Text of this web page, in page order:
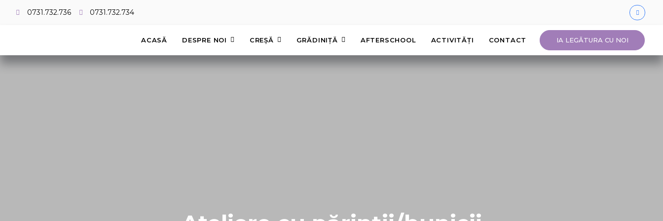
0731.732.736 0731.732.734
ACASĂ DESPRE NOI CREȘĂ GRĂDINIȚĂ AFTERSCHOOL ACTIVITĂȚI CONTACT IA LEGĂTURA CU NOI